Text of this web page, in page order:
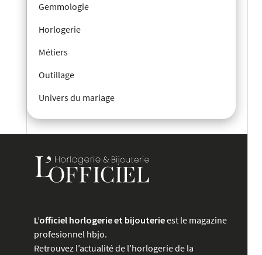
Gemmologie
Horlogerie
Métiers
Outillage
Univers du mariage
L’officiel horlogerie et bijouterieest le magazine
profesionnel hbjo.
Retrouvez l’actualité de l’horlogerie de la